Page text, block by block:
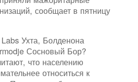
сообщает в пятницу
Ухта, Болденона
Сосновый Бор?
что населению
относиться к